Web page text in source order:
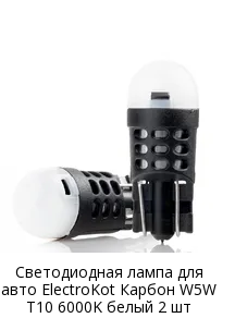
Светодиодная лампа для
авто ElectroKot Карбон W5W
T10 6000K белый 2 шт